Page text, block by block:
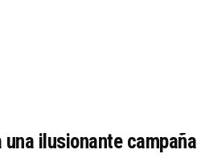
una ilusionante campaña